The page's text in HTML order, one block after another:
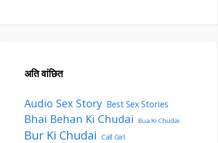
अति वांछित
Audio Sex Story Best Sex Stories
Bhai Behan Ki Chudai Bua Ki Chudai
Bur Ki Chudai Call Girl